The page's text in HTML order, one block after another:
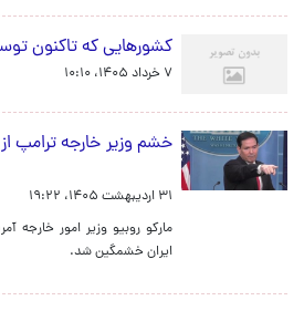
کشورهایی که تاکنون
۷ خرداد ۱۴۰۵، ۱۰:۱۰
خشم وزیر خارجه ترامپ
۳۱ اردیبهشت ۱۴۰۵، ۱۹:۲۲
مارکو روبیو وزیر امور خارجه
ایران خشمگین شد.